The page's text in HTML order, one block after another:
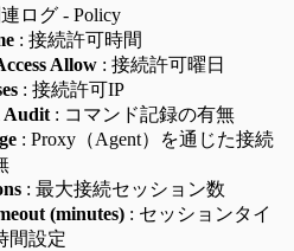
ログ - Policy
: 接続許可時間
Allow : 接続許可曜日
: 接続許可IP
Audit : コマンド記録の有無
: Proxy（Agent）を通じた接続
: 最大接続セッション数
(minutes) : セッションタイ
間設定